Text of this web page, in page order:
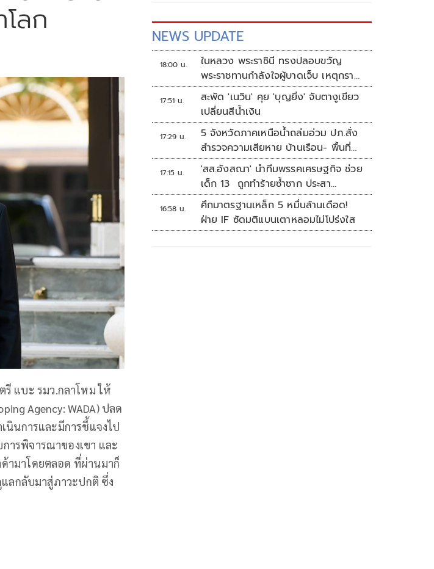
ลก
แบะ รมว.กลาโหม ให้
Agency: WADA) ปลด
นินการและมีการชี้แจงไป
ารพิจารณาของเขา และ
ามาโดยตลอด ที่ผ่านมาก็
ลกลับมาสู่ภาวะปกติ ซึ่ง
NEWS UPDATE
18:00 น.
ในหลวง พระราชินี ทรงปลอบขวัญ
พระราชทานกำลังใจผู้บาดเจ็บ เหตุกราด
ยิง รร.เทพศิรินทร์นนทบุรี
17:51 น.
สะพัด 'เนวิน' คุย 'บุญยิ่ง' จับตางูเขียว
เปลี่ยนสีน้ำเงิน
17:29 น.
5 จังหวัดภาคเหนือน้ำถล่มอ่วม ปภ.สั่ง
สำรวจความเสียหาย บ้านเรือน- พื้นที่
เกษตร
17:15 น.
'สส.อังสณา' นำทีมพรรคเศรษฐกิจ ช่วย
เด็ก 13 ถูกทำร้ายซ้ำซาก ประสา
นพม.เข้าคุ้มครอง
16:58 น.
ศึกมาตรฐานเหล็ก 5 หมื่นล้านเดือด!
ฝ่าย IF ซัดมติแบนเตาหลอมไม่โปร่งใส